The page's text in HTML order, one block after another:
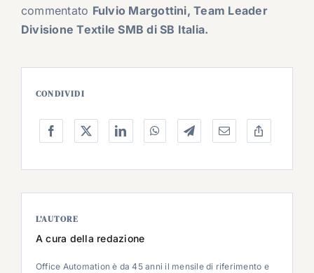
commentato Fulvio Margottini, Team Leader
Divisione Textile SMB di SB Italia.
CONDIVIDI
L’AUTORE
A cura della redazione
Office Automation è da 45 anni il mensile di riferimento e